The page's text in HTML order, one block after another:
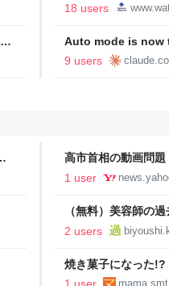
18 users
Auto mode is now
plans | Claude by
9 users
高市首相の動画問
る」野村修也氏が
1 user
（無料）美容師の
2 users
焼き菓子になった!?